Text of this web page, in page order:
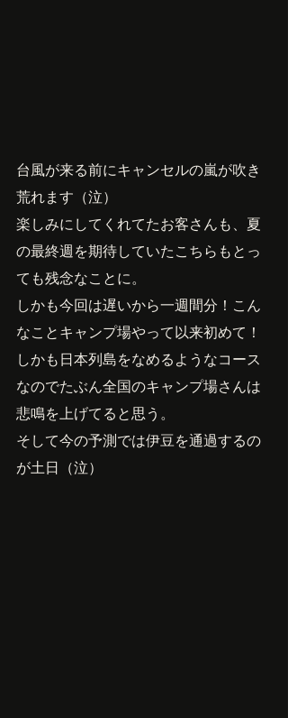
台風が来る前にキャンセルの嵐が吹き
荒れます（泣）
楽しみにしてくれてたお客さんも、夏
の最終週を期待していたこちらもとっ
ても残念なことに。
しかも今回は遅いから一週間分！こん
なことキャンプ場やって以来初めて！
しかも日本列島をなめるようなコース
なのでたぶん全国のキャンプ場さんは
悲鳴を上げてると思う。
そして今の予測では伊豆を通過するの
が土日（泣）